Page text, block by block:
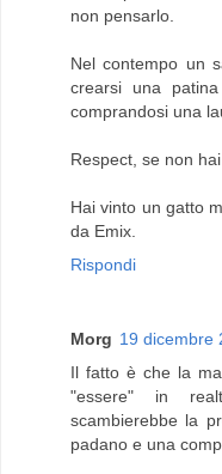
non pensarlo.
Nel contempo un
crearsi una
comprandosi una
Respect, se non
Hai vinto un gatto
da Emix.
Rispondi
Morg 19 dicembre
Il fatto è che la
"essere" in
scambierebbe la
padano e una